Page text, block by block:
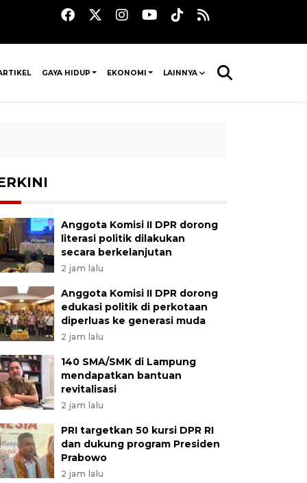
GAYA HIDUP EKONOMI LAINNYA
Anggota Komisi II DPR dorong
literasi politik dilakukan
secara berkelanjutan
2 jam lalu
Anggota Komisi II DPR dorong
edukasi politik di perkotaan
diperluas ke generasi muda
2 jam lalu
140 SMA/SMK di Lampung
mendapatkan bantuan
revitalisasi
2 jam lalu
PRI targetkan 50 kursi DPR RI
dan dukung program Presiden
Prabowo
2 jam lalu